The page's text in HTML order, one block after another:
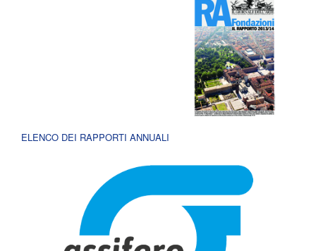
ELENCO DEI RAPPORTI ANNUALI